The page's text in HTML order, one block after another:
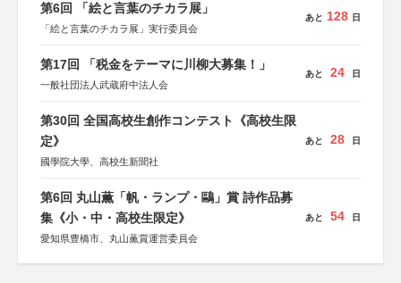
第6回 「絵と言葉のチカラ展」
「絵と言葉のチカラ展」実行委員会
あと 128 日
第17回 「税金をテーマに川柳大募集！」
一般社団法人武蔵府中法人会
あと 24 日
第30回 全国高校生創作コンテスト《高校生限
定》
國學院大學、高校生新聞社
あと 28 日
第6回 丸山薫「帆・ランプ・鷗」賞 詩作品募
集《小・中・高校生限定》
愛知県豊橋市、丸山薫賞運営委員会
あと 54 日